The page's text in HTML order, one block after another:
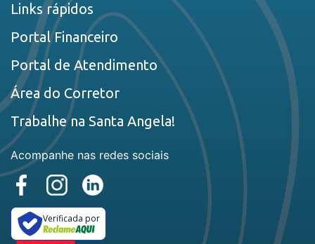
Links rápidos
Portal Financeiro
Portal de Atendimento
Área do Corretor
Trabalhe na Santa Angela!
Acompanhe nas redes sociais
Verificada por